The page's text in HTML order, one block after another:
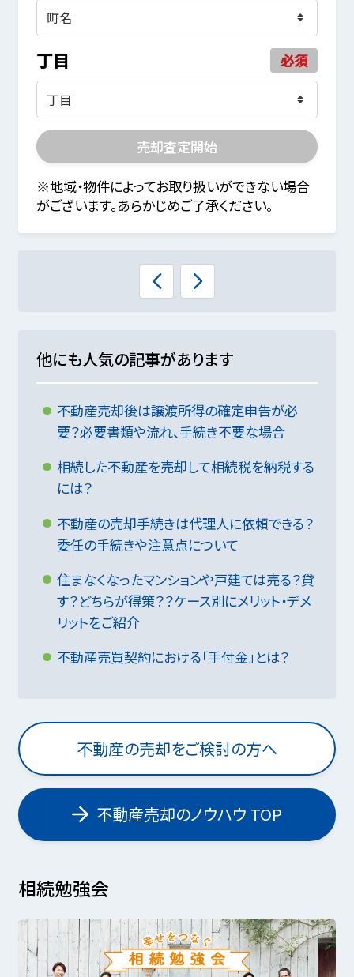
丁目 必須
売却査定開始
※地域・物件によってお取り扱いができない場合
がございます。あらかじめご了承ください。
他にも人気の記事があります
不動産売却後は譲渡所得の確定申告が必
要？必要書類や流れ、手続き不要な場合
相続した不動産を売却して相続税を納税する
には？
不動産の売却手続きは代理人に依頼できる？
委任の手続きや注意点について
住まなくなったマンションや戸建ては売る？貸
す？どちらが得策？？ケース別にメリット・デメ
リットをご紹介
不動産売買契約における「手付金」とは？
不動産の売却をご検討の方へ
不動産売却のノウハウ TOP
相続勉強会